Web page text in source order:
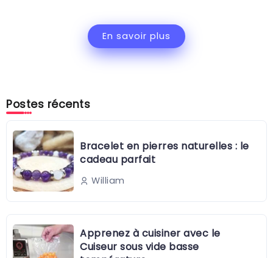
En savoir plus
Postes récents
Bracelet en pierres naturelles : le
cadeau parfait
William
Apprenez à cuisiner avec le
Cuiseur sous vide basse